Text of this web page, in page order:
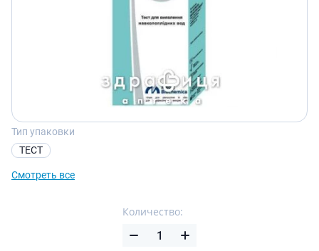
Тип упаковки
ТЕСТ
Смотреть все
Количество: